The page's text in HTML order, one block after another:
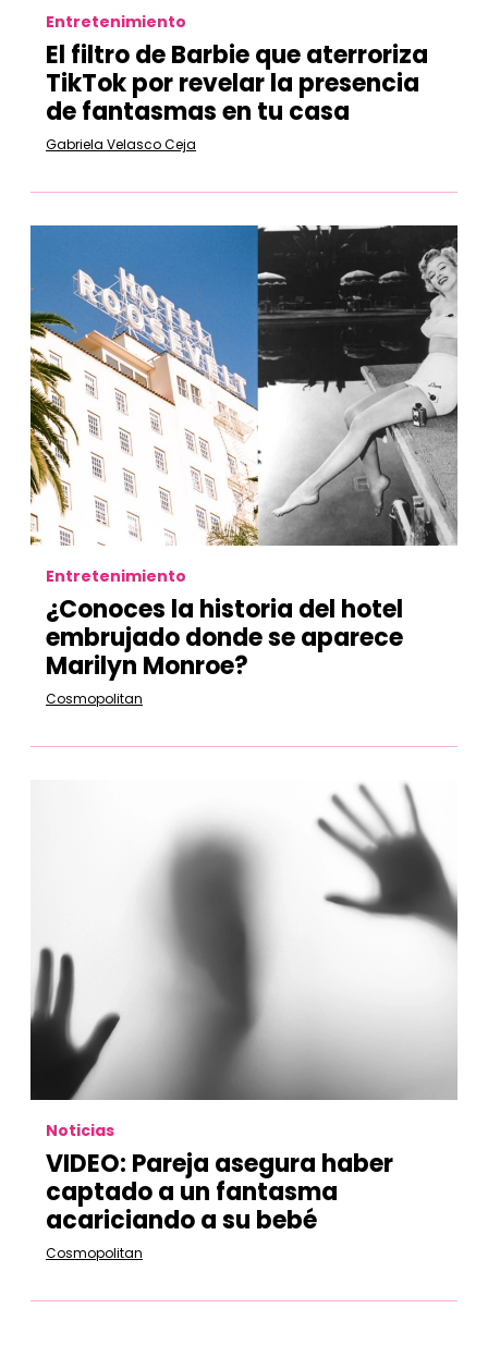
Entretenimiento
El filtro de Barbie que aterroriza
TikTok por revelar la presencia
de fantasmas en tu casa
Gabriela Velasco Ceja
Entretenimiento
¿Conoces la historia del hotel
embrujado donde se aparece
Marilyn Monroe?
Cosmopolitan
Noticias
VIDEO: Pareja asegura haber
captado a un fantasma
acariciando a su bebé
Cosmopolitan